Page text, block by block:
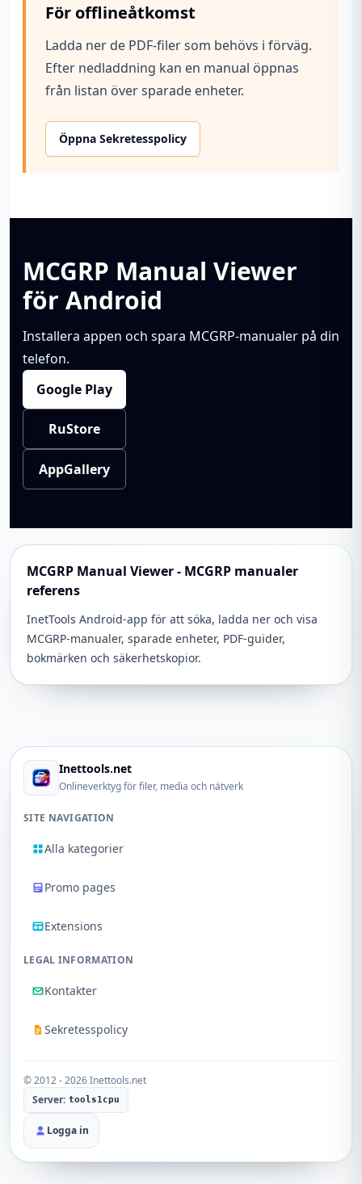
För offlineåtkomst
Ladda ner de PDF-filer som behövs i förväg.
Efter nedladdning kan en manual öppnas
från listan över sparade enheter.
Öppna Sekretesspolicy
MCGRP Manual Viewer
för Android
Installera appen och spara MCGRP-manualer på din
telefon.
Google Play
RuStore
AppGallery
MCGRP Manual Viewer - MCGRP manualer
referens
InetTools Android-app för att söka, ladda ner och visa
MCGRP-manualer, sparade enheter, PDF-guider,
bokmärken och säkerhetskopior.
Inettools.net
Onlineverktyg för filer, media och nätverk
SITE NAVIGATION
Alla kategorier
Promo pages
Extensions
LEGAL INFORMATION
Kontakter
Sekretesspolicy
© 2012 - 2026 Inettools.net
Server: tools1cpu
Logga in